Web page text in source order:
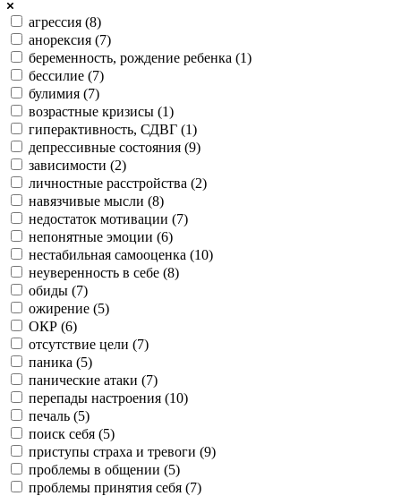
агрессия (8)
анорексия (7)
беременность, рождение ребенка (1)
бессилие (7)
булимия (7)
возрастные кризисы (1)
гиперактивность, СДВГ (1)
депрессивные состояния (9)
зависимости (2)
личностные расстройства (2)
навязчивые мысли (8)
недостаток мотивации (7)
непонятные эмоции (6)
нестабильная самооценка (10)
неуверенность в себе (8)
обиды (7)
ожирение (5)
ОКР (6)
отсутствие цели (7)
паника (5)
панические атаки (7)
перепады настроения (10)
печаль (5)
поиск себя (5)
приступы страха и тревоги (9)
проблемы в общении (5)
проблемы принятия себя (7)